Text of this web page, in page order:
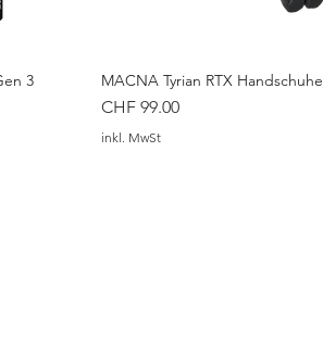
3 MACNA Tyrian RTX Handschuhe
Preis
CHF 99.00
inkl. MwSt